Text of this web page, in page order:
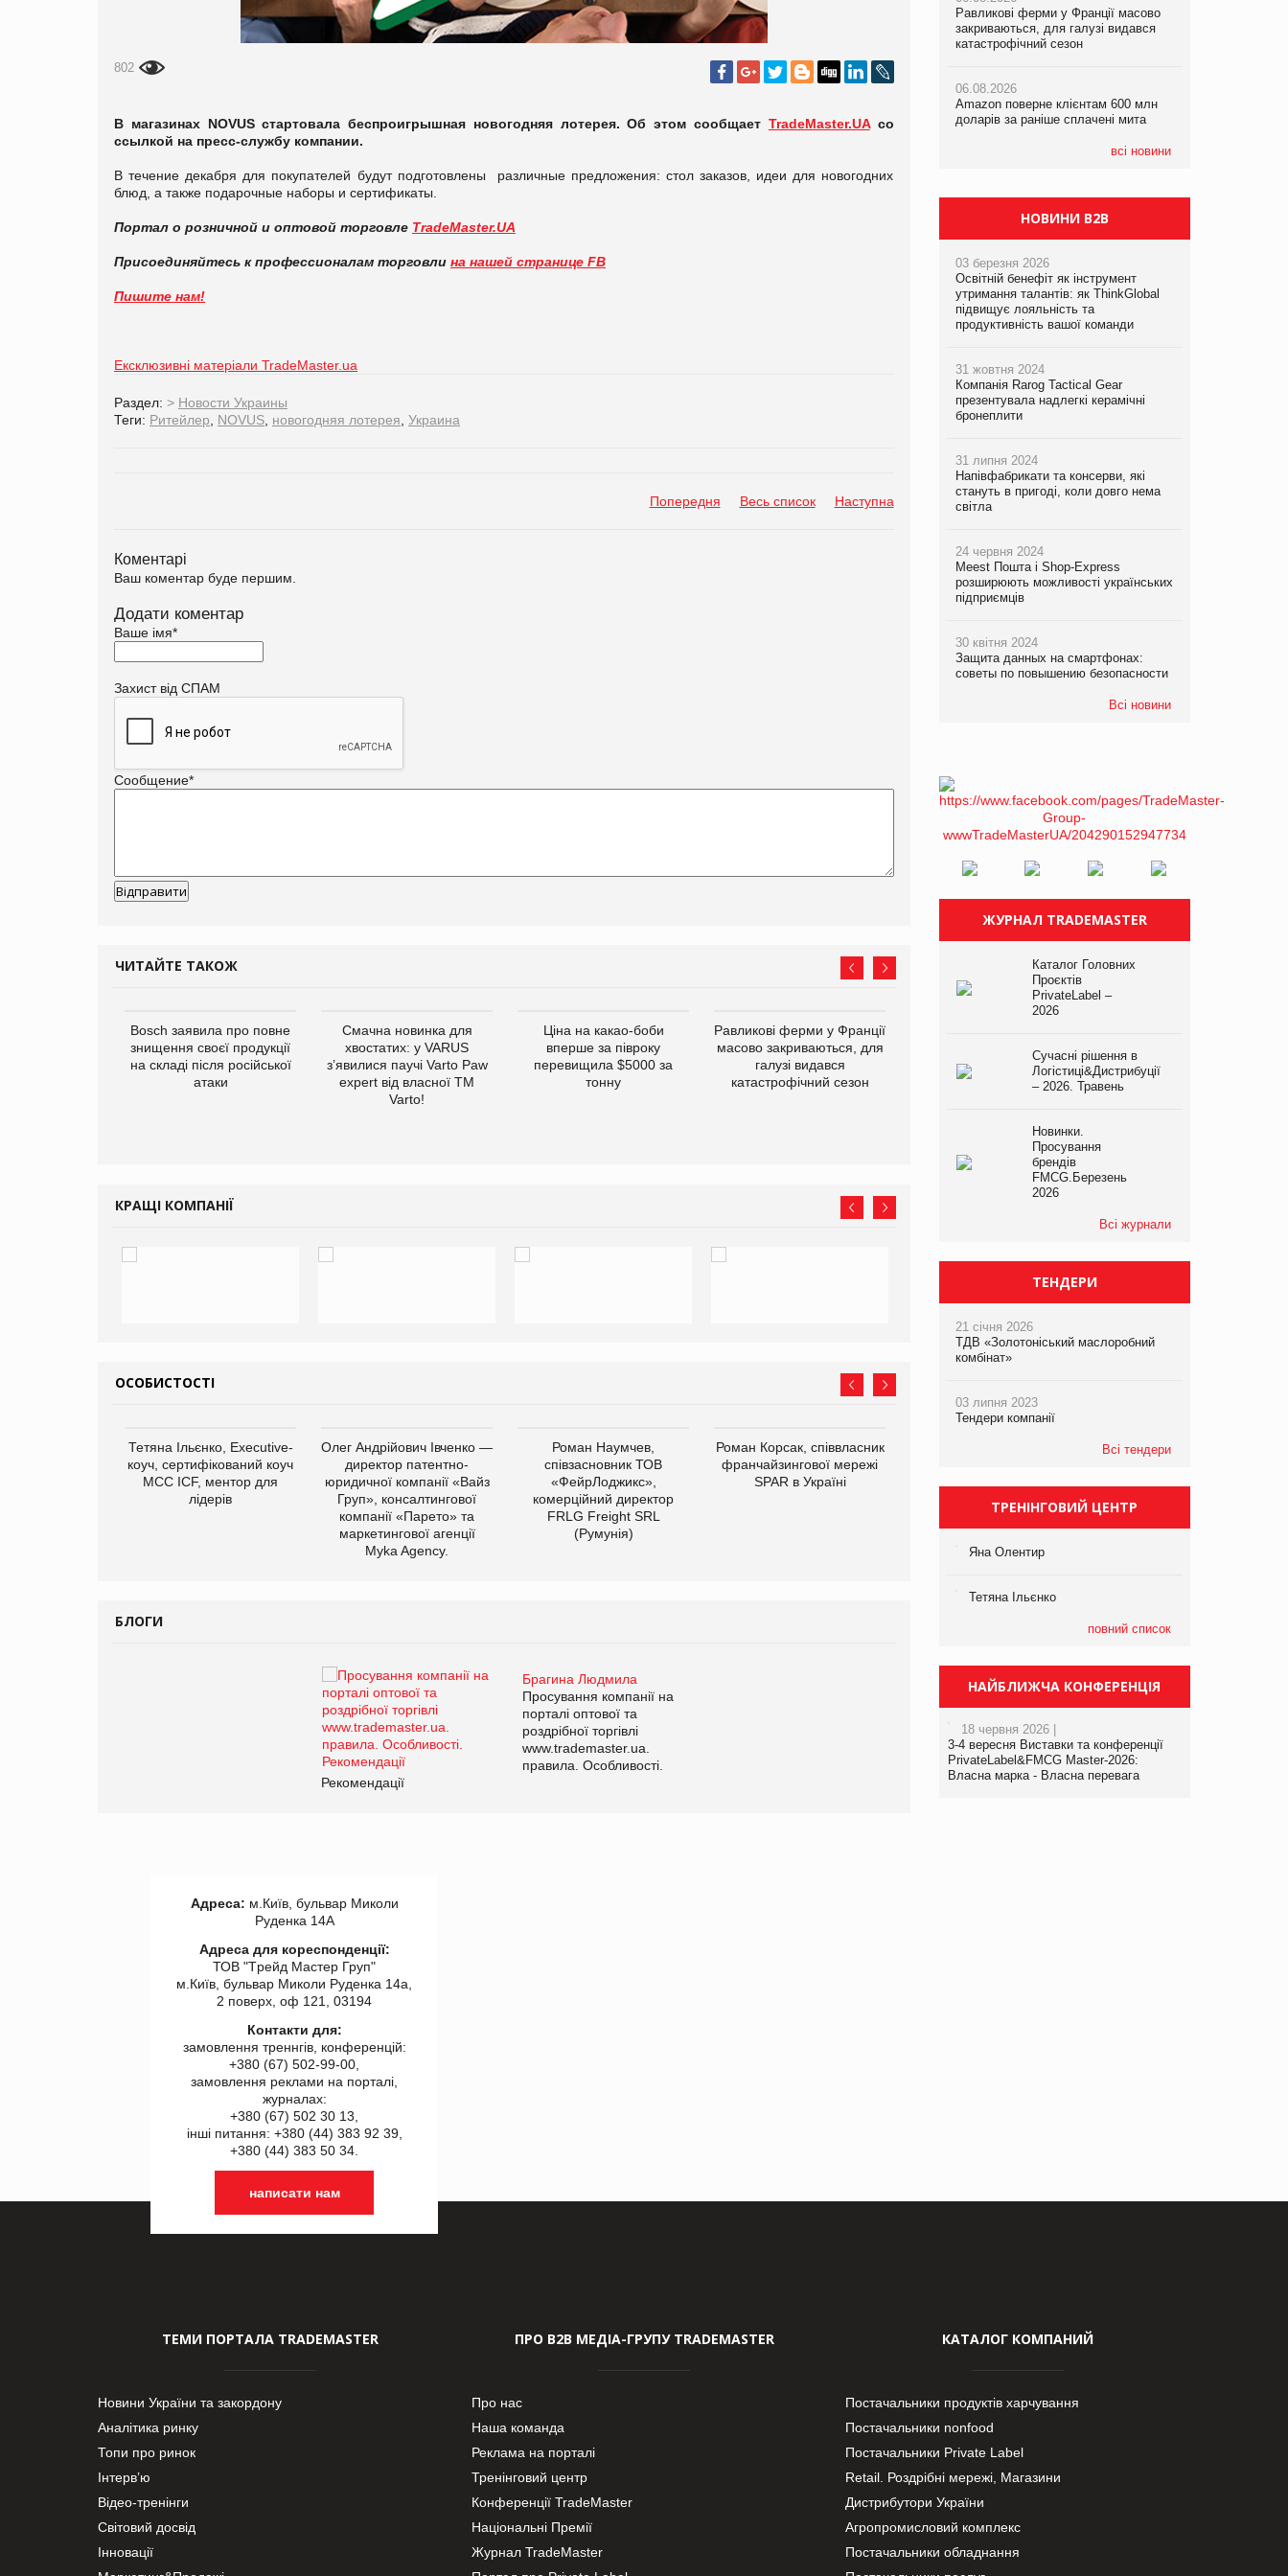
802
В магазинах NOVUS стартовала беспроигрышная новогодняя лотерея. Об этом сообщает TradeMaster.UAсо
ссылкой на пресс-службу компании.
В течение декабря для покупателей будут подготовлены различные предложения: стол заказов, идеи для новогодних
блюд, а также подарочные наборы и сертификаты.
Портал о розничной и оптовой торговле TradeMaster.UA
Присоединяйтесь к профессионалам торговли на нашей странице FB
Пишите нам!
Ексклюзивні матеріали TradeMaster.ua
Раздел: > Новости Украины
Теги: Ритейлер NOVUS новогодняя лотерея Украина
Попередня Весь список Наступна
Коментарі
Ваш коментар буде першим.
Додати коментар
Ваше імя*
Захист від СПАМ
Сообщение*
ЧИТАЙТЕ ТАКОЖ
Bosch заявила про повне
знищення своєї продукції
на складі після російської
атаки
Смачна новинка для
хвостатих: у VARUS
з’явилися паучі Varto Paw
expert від власної ТМ
Varto!
Ціна на какао-боби
вперше за півроку
перевищила $5000 за
тонну
Равликові ферми у Франції
масово закриваються, для
галузі видався
катастрофічний сезон
600 млн доларів за раніше
сплачені мита
щодо штучного інтелекту
КРАЩІ КОМПАНІЇ
ОСОБИСТОСТІ
Тетяна Ільєнко, Executive-
коуч, сертифікований коуч
МСС ICF, ментор для
лідерів
Олег Андрійович Івченко —
директор патентно-
юридичної компанії «Вайз
Груп», консалтингової
компанії «Парето» та
маркетингової агенції
Myka Agency.
Роман Наумчев,
співзасновник ТОВ
«ФейрЛоджикс»,
комерційний директор
FRLG Freight SRL
(Румунія)
Роман Корсак, співвласник
франчайзингової мережі
SPAR в Україні
Яна Сараніна, директор
БЛОГИ
Брагина Людмила
Просування компанії на
порталі оптової та
роздрібної торгівлі
www.trademaster.ua.
правила. Особливості.
Рекомендації
Брагина Людмила
Просування компанії на
роздрібної торгівлі
www.trademaster.ua.
правила. Особливості.
Равликові ферми у Франції масово
закриваються, для галузі видався
катастрофічний сезон
06.08.2026
Amazon поверне клієнтам 600 млн
доларів за раніше сплачені мита
всі новини
05.08.2026
ТОКЕРИ
Сергій Лісунов про заморожені
Amazon поверне клієнтам 600 млн
доларів за раніше сплачені мита
У Євросоюзі набули чинності нові
правила щодо штучного інтелекту
НОВИНИ B2B
03 березня 2026
Освітній бенефіт як інструмент
утримання талантів: як ThinkGlobal
підвищує лояльність та
продуктивність вашої команди
31 жовтня 2024
Компанія Rarog Tactical Gear
презентувала надлегкі керамічні
бронеплити
31 липня 2024
Напівфабрикати та консерви, які
стануть в пригоді, коли довго нема
світла
24 червня 2024
Meest Пошта і Shop-Express
розширюють можливості українських
підприємців
30 квітня 2024
Защита данных на смартфонах:
советы по повышению безопасности
Всі новини
ЖУРНАЛ TRADEMASTER
Каталог Головних
Проєктів
PrivateLabel –
2026
Сучасні рішення в
Логістиці&Дистрибуції
– 2026. Травень
Новинки.
Просування
брендів
FMCG.Березень
2026
Всі журнали
ТЕНДЕРИ
21 січня 2026
ТДВ «Золотоніський маслоробний
комбінат»
03 липня 2023
Тендери компанії
Всі тендери
ТРЕНІНГОВИЙ ЦЕНТР
Яна Олентир
Тетяна Ільєнко
повний список
НАЙБЛИЖЧА КОНФЕРЕНЦІЯ
18 червня 2026 |
3-4 вересня Виставки та конференції
PrivateLabel&FMCG Master-2026:
Власна марка - Власна перевага
Адреса: м.Київ, бульвар Миколи
Руденка 14А
Адреса для кореспонденції:
ТОВ "Tрейд Мастер Груп"
м.Київ, бульвар Миколи Руденка 14а,
2 поверх, оф 121, 03194
Контакти для:
замовлення треннгів, конференцій:
+380 (67) 502-99-00,
замовлення реклами на порталі,
журналах:
+380 (67) 502 30 13,
інші питання: +380 (44) 383 92 39,
+380 (44) 383 50 34.
написати нам
ТЕМИ ПОРТАЛА TRADEMASTER
Новини України та закордону
Аналітика ринку
Топи про ринок
Інтерв’ю
Відео-тренінги
Світовий досвід
Інновації
ПРО В2В МЕДІА-ГРУПУ TRADEMASTER
Про нас
Наша команда
Реклама на порталі
Тренінговий центр
Конференції TradeMaster
Національні Премії
Журнал TradeMaster
КАТАЛОГ КОМПАНИЙ
Постачальники продуктів харчування
Постачальники nonfood
Постачальники Private Label
Retail. Роздрібні мережі, Магазини
Дистрибутори України
Агропромисловий комплекс
Постачальники обладнання